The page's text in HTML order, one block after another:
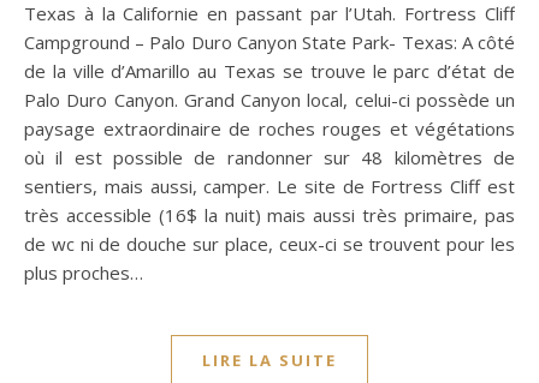
Texas à la Californie en passant par l’Utah. Fortress Cliff
Campground – Palo Duro Canyon State Park- Texas: A côté
de la ville d’Amarillo au Texas se trouve le parc d’état de
Palo Duro Canyon. Grand Canyon local, celui-ci possède un
paysage extraordinaire de roches rouges et végétations
où il est possible de randonner sur 48 kilomètres de
sentiers, mais aussi, camper. Le site de Fortress Cliff est
très accessible (16$ la nuit) mais aussi très primaire, pas
de wc ni de douche sur place, ceux-ci se trouvent pour les
plus proches…
LIRE LA SUITE